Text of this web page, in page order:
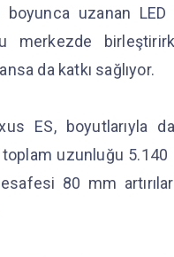
uzanan LED
merkezde
da katkı sağlıyor.
ES, boyutlarıyla
uzunluğu 5.140
80 mm